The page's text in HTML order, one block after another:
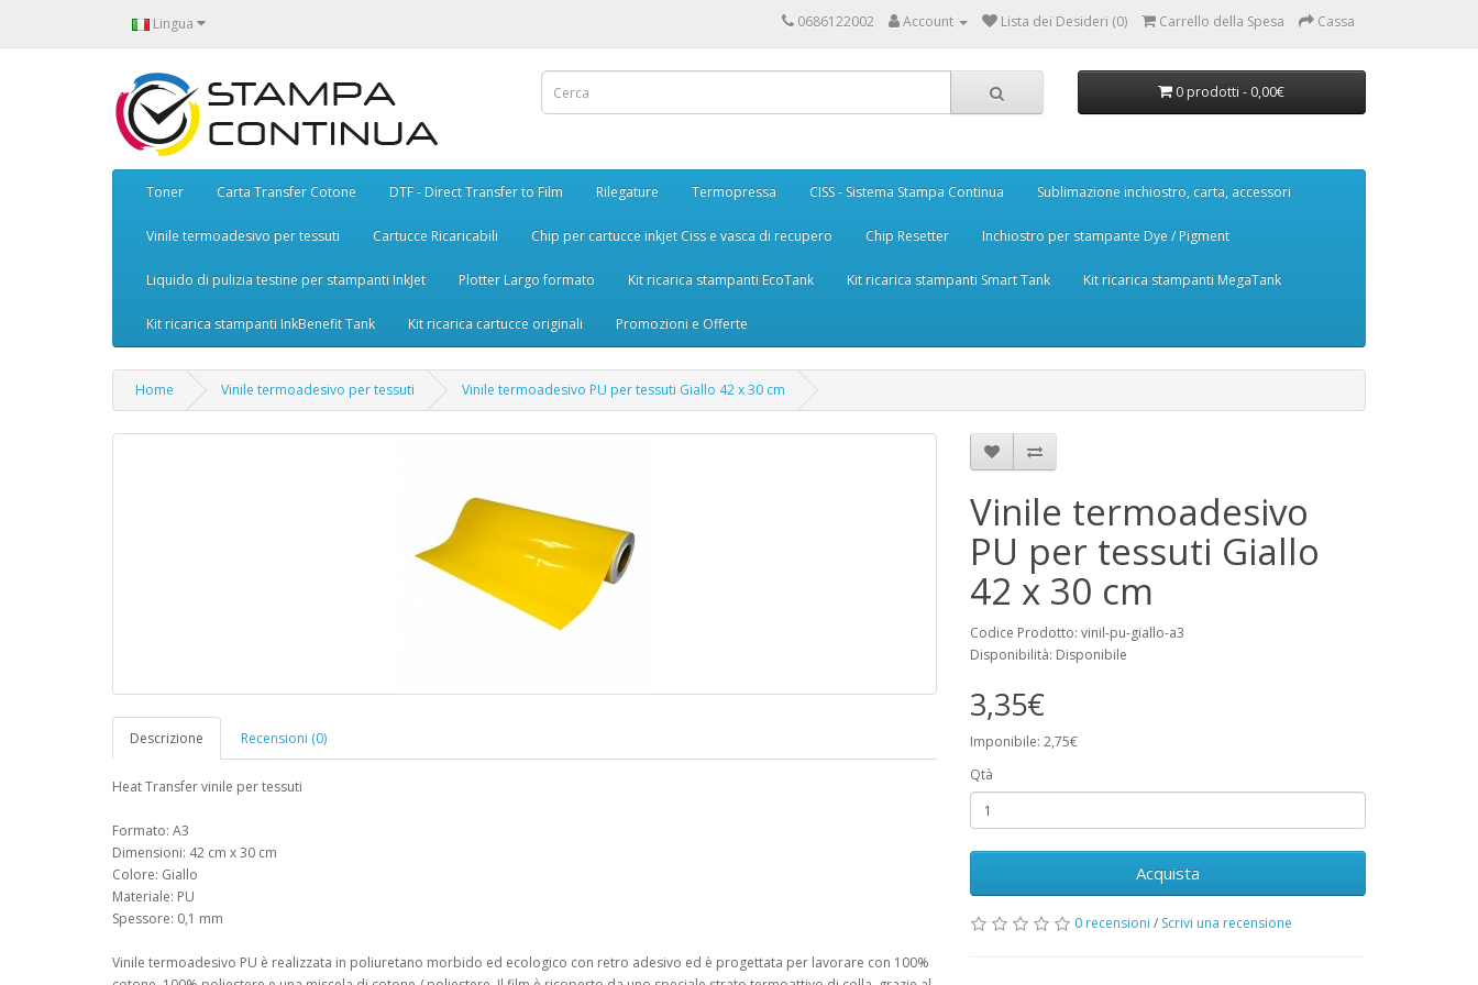
Lingua 0686122002 Account Lista dei Desideri (0) Carrello della Spesa Cassa
0 prodotti - 0,00€
Toner Carta Transfer Cotone DTF - Direct Transfer to Film Rilegature Termopressa CISS - Sistema Stampa Continua Sublimazione inchiostro, carta, accessori
Vinile termoadesivo per tessuti Cartucce Ricaricabili Chip per cartucce inkjet Ciss e vasca di recupero Chip Resetter Inchiostro per stampante Dye / Pigment
Liquido di pulizia testine per stampanti InkJet Plotter Largo formato Kit ricarica stampanti EcoTank Kit ricarica stampanti Smart Tank Kit ricarica stampanti MegaTank
Kit ricarica stampanti InkBenefit Tank Kit ricarica cartucce originali Promozioni e Offerte
Home Vinile termoadesivo per tessuti Vinile termoadesivo PU per tessuti Giallo 42 x 30 cm
Descrizione Recensioni (0)
Heat Transfer vinile per tessuti
Formato: A3
Dimensioni: 42 cm x 30 cm
Colore: Giallo
Materiale: PU
Spessore: 0,1 mm
Vinile termoadesivo PU è realizzata in poliuretano morbido ed ecologico con retro adesivo ed è progettata per lavorare con 100%
Vinile termoadesivo
PU per tessuti Giallo
42 x 30 cm
Codice Prodotto: vinil-pu-giallo-a3
Disponibilità: Disponibile
3,35€
Imponibile: 2,75€
Qtà
Acquista
0 recensioni / Scrivi una recensione